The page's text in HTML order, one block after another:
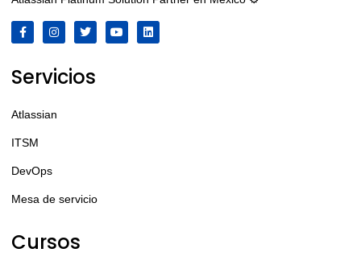
Servicios
Atlassian
ITSM
DevOps
Mesa de servicio
Cursos